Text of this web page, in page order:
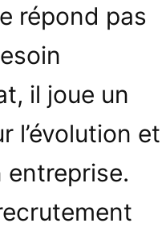
répond pas
il joue un
l’évolution et
entreprise.